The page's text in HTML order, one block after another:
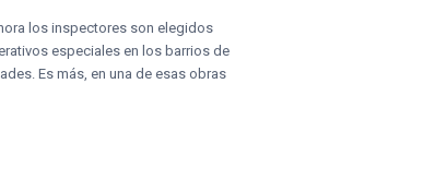
los inspectores son elegidos
especiales en los barrios de
Es más, en una de esas obras